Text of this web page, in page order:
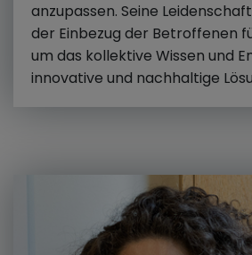
anzupassen. Seine
der Einbezug der Betroffenen
um das kollektive Wissen und
innovative und nachhaltige